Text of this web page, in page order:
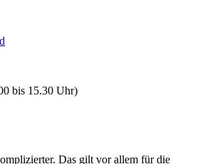
bis 15.30 Uhr)
Das gilt vor allem für die